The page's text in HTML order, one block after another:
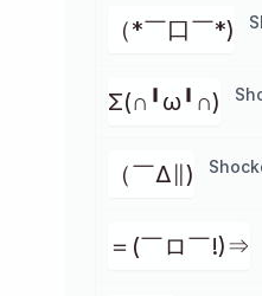
（*￣口￣*)
Σ(∩╹ω╹∩)
（￣Δ∥)
＝(￣ロ￣!)⇒